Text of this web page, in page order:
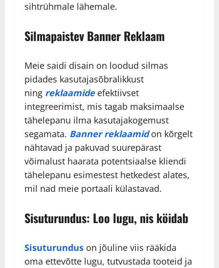
sihtrühmale lähemale.
Silmapaistev Banner Reklaam
Meie saidi disain on loodud silmas
pidades kasutajasõbralikkust
ning reklaamideefektiivset
integreerimist, mis tagab maksimaalse
tähelepanu ilma kasutajakogemust
segamata. Banner reklaamidon kõrgelt
nähtavad ja pakuvad suurepärast
võimalust haarata potentsiaalse kliendi
tähelepanu esimestest hetkedest alates,
mil nad meie portaali külastavad.
Sisuturundus: Loo lugu, nis köidab
Sisuturundus on jõuline viis rääkida
oma ettevõtte lugu, tutvustada tooteid ja